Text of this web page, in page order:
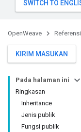
OpenWeave Referensi
KIRIM MASUKAN
Pada halaman ini
Ringkasan
Inheritance
Jenis publik
Fungsi publik